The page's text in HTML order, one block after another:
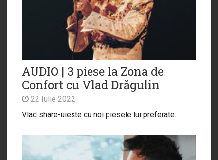
AUDIO | 3 piese la Zona de
Confort cu Vlad Drăgulin
22 Iulie 2022
Vlad share-uiește cu noi piesele lui preferate.